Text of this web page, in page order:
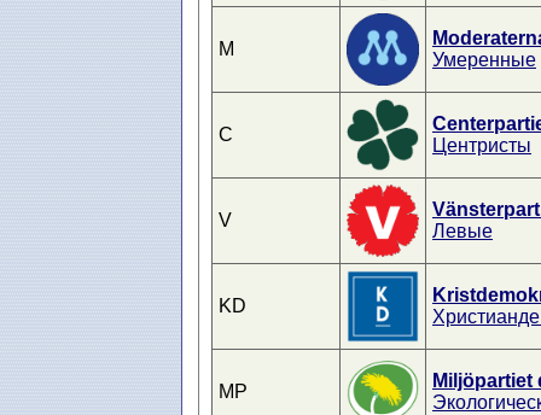
M
Умеренные
C
Центристы
V
Левые
KD
MP
Miljöpartiet